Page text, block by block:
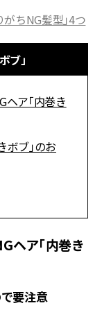
ちNG髪型」4つ
ブ」
ア「内巻き
ボブ」のお
ヘア「内巻き
要注意